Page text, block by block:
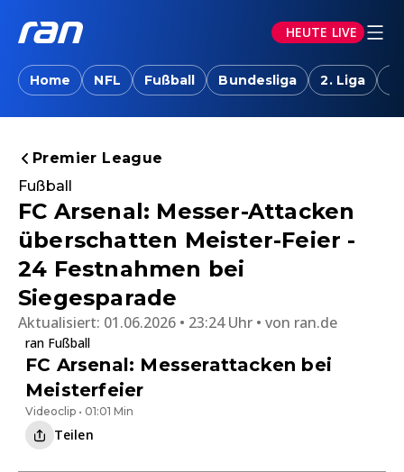
HEUTE LIVE
Home NFL Fußball Bundesliga 2. Liga
Premier League
Fußball
FC Arsenal: Messer-Attacken
überschatten Meister-Feier -
24 Festnahmen bei
Siegesparade
Aktualisiert: 01.06.2026 • 23:24 Uhr von ran.de
ran Fußball
FC Arsenal: Messerattacken bei
Meisterfeier
Videoclip • 01:01 Min
Teilen